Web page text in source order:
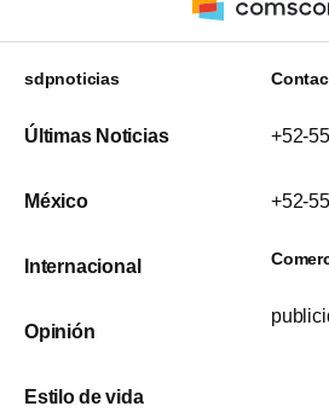
sdpnoticias
Últimas Noticias
México
Internacional
Opinión
Estilo de vida
+52-
+52-